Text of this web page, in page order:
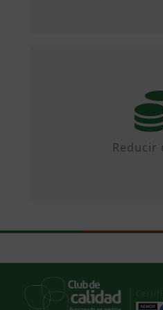
Reducir
Mediante
diseñando